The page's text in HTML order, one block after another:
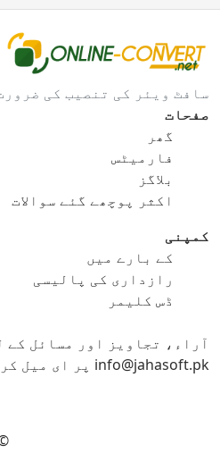
gif کنورٹر
gif کو bmp
gif کو ico
gif کو png
gif کو tga
ico کو bmp
ico کو gif
سافٹ ویئر کی تنصیب کی
صفحات
گھر
فارمیٹس
بلاگز
اکثر پوچھے گئے سوالات
کمپنی
کے بارے میں
رازداری کی پالیسی
ڈس کلیمر
آراء، تجاویز اور مسائل کے
info@jahasoft.pk پر ای میل کریں۔